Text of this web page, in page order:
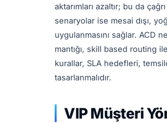
aktarımları azaltır; bu da
senaryolar ise mesai dışı,
uygulanmasını sağlar. ACD
mantığı, skill based routing
kurallar, SLA hedefleri,
tasarlanmalıdır.
VIP Müşteri